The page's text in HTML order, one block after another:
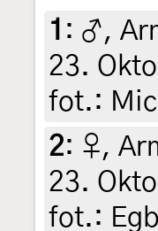
1 : ♂,
23.
fot.:
2: ♀,
23.
fot.: